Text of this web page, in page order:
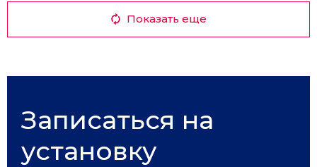
Показать еще
Записаться на
установку